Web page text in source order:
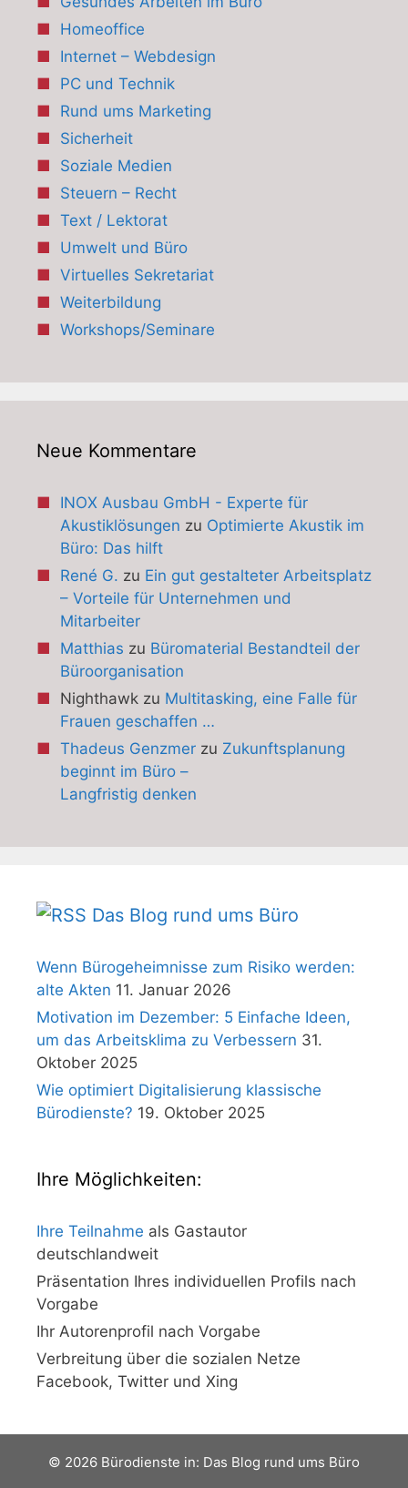
Homeoffice
Internet – Webdesign
PC und Technik
Rund ums Marketing
Sicherheit
Soziale Medien
Steuern – Recht
Text / Lektorat
Umwelt und Büro
Virtuelles Sekretariat
Weiterbildung
Workshops/Seminare
Neue Kommentare
INOX Ausbau GmbH - Experte für
Akustiklösungen zu Optimierte Akustik im
Büro: Das hilft
René G. zu Ein gut gestalteter Arbeitsplatz
– Vorteile für Unternehmen und
Mitarbeiter
Matthias zu Büromaterial Bestandteil der
Büroorganisation
Nighthawkzu Multitasking, eine Falle für
Frauen geschaffen …
Thadeus Genzmerzu Zukunftsplanung
beginnt im Büro –
Langfristig denken
Das Blog rund ums Büro
Wenn Bürogeheimnisse zum Risiko werden:
alte Akten 11. Januar 2026
Motivation im Dezember: 5 Einfache Ideen,
um das Arbeitsklima zu Verbessern 31.
Oktober 2025
Wie optimiert Digitalisierung klassische
Bürodienste? 19. Oktober 2025
Ihre Möglichkeiten:
Ihre Teilnahme als Gastautor
deutschlandweit
Präsentation Ihres individuellen Profils nach
Vorgabe
Ihr Autorenprofil nach Vorgabe
Verbreitung über die sozialen Netze
Facebook, Twitter und Xing
© 2026 Bürodienste in: Das Blog rund ums Büro